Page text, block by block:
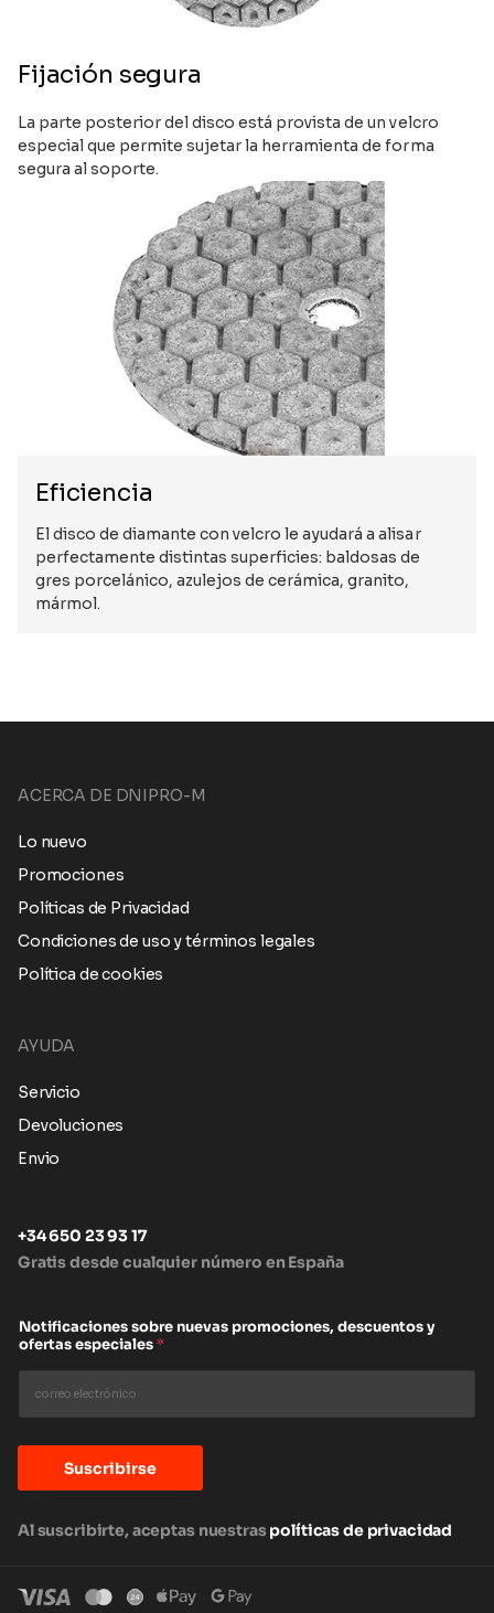
Fijación segura
La parte posterior del disco está provista de un velcro
especial que permite sujetar la herramienta de forma
segura al soporte.
Eficiencia
El disco de diamante con velcro le ayudará a alisar
perfectamente distintas superficies: baldosas de
gres porcelánico, azulejos de cerámica, granito,
mármol.
ACERCA DE DNIPRO-M
Lo nuevo
Promociones
Políticas de Privacidad
Condiciones de uso y términos legales
Política de cookies
AYUDA
Servicio
Devoluciones
Envio
+34 650 23 93 17
Gratis desde cualquier número en España
Notificaciones sobre nuevas promociones, descuentos y
ofertas especiales*
Suscribirse
Al suscribirte, aceptas nuestraspolíticas de privacidad